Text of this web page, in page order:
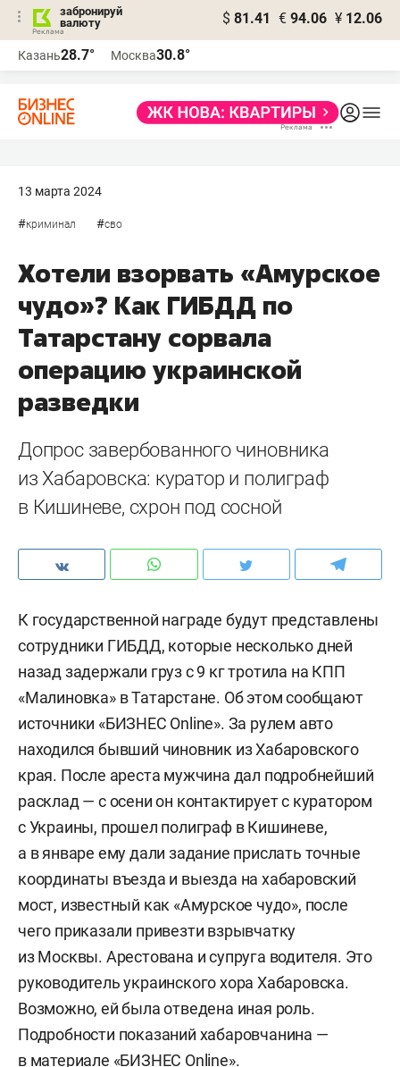
забронируй
валюту
$ 81.41 € 94.06 ¥ 12.06
Казань28.7° Москва30.8°
13 марта 2024
#криминал #сво
Хотели взорвать «Амурское
чудо»? Как ГИБДД по
Татарстану сорвала
операцию украинской
разведки
Допрос завербованного чиновника
из Хабаровска: куратор и полиграф
в Кишиневе, схрон под сосной
К государственной награде будут представлены
сотрудники ГИБДД, которые несколько дней
назад задержали груз с 9 кг тротила на КПП
«Малиновка» в Татарстане. Об этом сообщают
источники «БИЗНЕС Online». За рулем авто
находился бывший чиновник из Хабаровского
края. После ареста мужчина дал подробнейший
расклад — с осени он контактирует с куратором
с Украины, прошел полиграф в Кишиневе,
а в январе ему дали задание прислать точные
координаты въезда и выезда на хабаровский
мост, известный как «Амурское чудо», после
чего приказали привезти взрывчатку
из Москвы. Арестована и супруга водителя. Это
руководитель украинского хора Хабаровска.
Возможно, ей была отведена иная роль.
Подробности показаний хабаровчанина —
в материале «БИЗНЕС Online».